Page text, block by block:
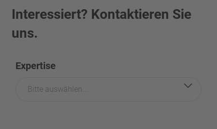
Interessiert? Kontaktieren Sie
uns.
Expertise
Bitte auswählen...